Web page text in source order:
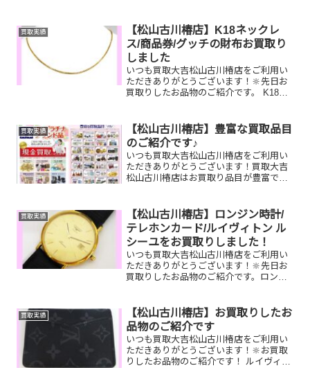
上ご成約のお客様限定でご参加いただ
け...
買取実績
【松山古川椿店】K18ネックレ
ス/商品券/グッチの財布お買取り
しました
いつも買取大吉松山古川椿店をご利用い
ただきありがとうございます！🔆先日お
買取りしたお品物のご紹介です。 K18ネ
ざいませんか？ぜひ買取大吉松山古川椿
店にお査定させてくだ...
買取実績
【松山古川椿店】豊富な買取品目
のご紹介です♪
いつも買取大吉松山古川椿店をご利用い
ただきありがとうございます！買取大吉
松山古川椿店はお買取り品目が豊富で
たものや、片手でお持ちいただけるもの
ならお買取りできるお品が...
買取実績
【松山古川椿店】ロンジン時計/
テレホンカード/ルイヴィトン ル
シーユをお買取りしました！
いつも買取大吉松山古川椿店をご利用い
ただきありがとうございます！🔆先日お
買取りしたお品物のご紹介です。ロンジ
ませんか？そのお品物ぜひ！買取大吉松
山古川椿店にお査定さ...
買取実績
【松山古川椿店】お買取りしたお
品物のご紹介です
いつも買取大吉松山古川椿店をご利用い
ただきありがとうございます！🔆お買取
りしたお品物のご紹介です！ ルイヴィト